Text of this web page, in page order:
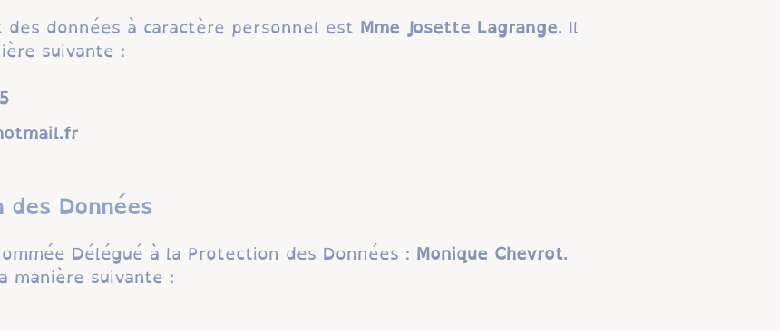
données à caractère personnel est Mme Josette Lagrange. Il
suivante :
Données
Délégué à la Protection des Données : Monique Chevrot.
manière suivante :